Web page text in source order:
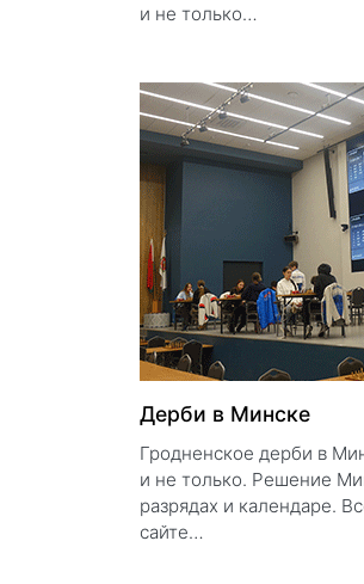
и не только…
Дерби в Минске
Гродненское дерби в
и не только. Решение
разрядах и календаре.
сайте…